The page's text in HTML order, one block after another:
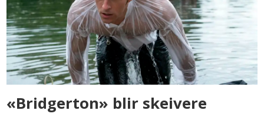
«Bridgerton» blir skeivere